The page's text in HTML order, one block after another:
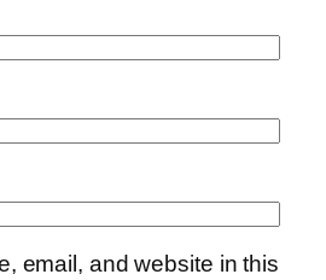
email, and website in this